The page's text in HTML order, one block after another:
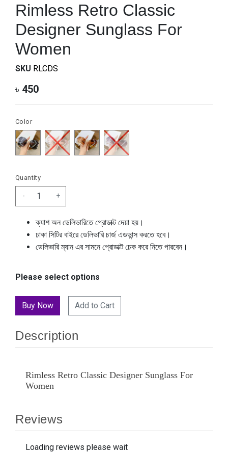
Rimless Retro Classic
Designer Sunglass For
Women
SKU RLCDS
৳ 450
Color
Quantity
- +
ক্যাশ অন ডেলিভারিতে প্রোডাক্ট দেয়া হয়।
ঢাকা সিটির বাইরে ডেলিভারি চার্জ এডভান্স করতে হবে।
ডেলিভারি ম্যান এর সামনে প্রোডাক্ট চেক করে নিতে পারবেন।
Please select options
Add to Cart
Description
Rimless Retro Classic Designer Sunglass For
Women
Reviews
Loading reviews please wait